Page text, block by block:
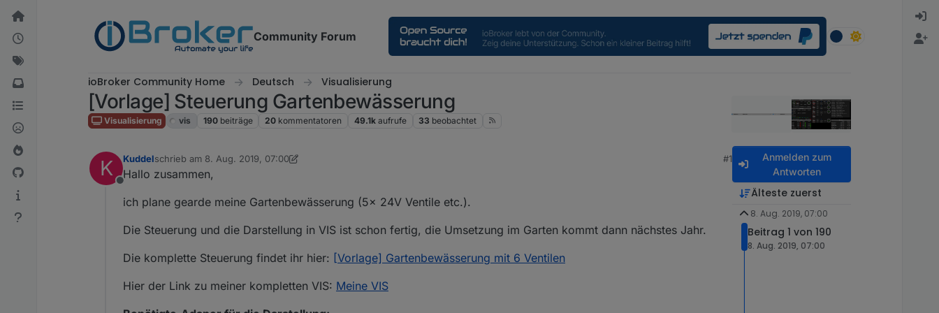
Weiter zum Inhalt
Community Forum
ioBroker Community Home Deutsch Visualisierung
[Vorlage] Steuerung Gartenbewässerung
Visualisierung vis 190 beiträge 20 kommentatoren 49.1k aufrufe 33 beobachtet
K
Offline
Kuddelschrieb am 8. Aug. 2019, 07:00
zuletzt editiert von Kuddel8. Nov. 2022, 06:36
#1
Hallo zusammen,
ich plane gearde meine Gartenbewässerung (5x 24V Ventile etc.).
Die Steuerung und die Darstellung in VIS ist schon fertig, die Umsetzung im Garten kommt dann nächstes Jahr.
Die komplette Steuerung findet ihr hier: [Vorlage] Gartenbewässerung mit 6 Ventilen
Hier der Link zu meiner kompletten VIS: Meine VIS
Anmelden zum
Antworten
Älteste zuerst
8. Aug. 2019, 07:00
Beitrag 1 von 190
8. Aug. 2019, 07:00